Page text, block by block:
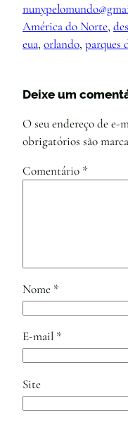
América do Norte,
eua, orlando, parques
Deixe um
O seu endereço de e-
obrigatórios são
Comentário *
Nome *
E-mail *
Site